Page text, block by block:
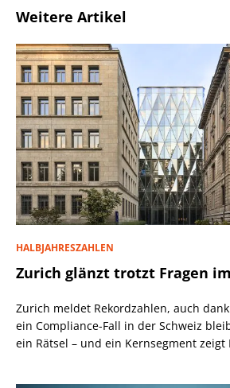
Weitere Artikel
HALBJAHRESZAHLEN
Zurich glänzt trotzt Fragen
Zurich meldet Rekordzahlen, auch
ein Compliance-Fall in der Schweiz
ein Rätsel – und ein Kernsegment zeigt